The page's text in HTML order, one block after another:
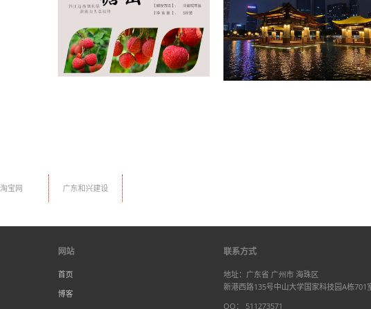
淘宝网 广东和兴建设
网站
首页
博客
联系方式
地址：广东省 广州市 海珠区
新港西路135号中山大学国家科技园A栋701
QQ： 511273571